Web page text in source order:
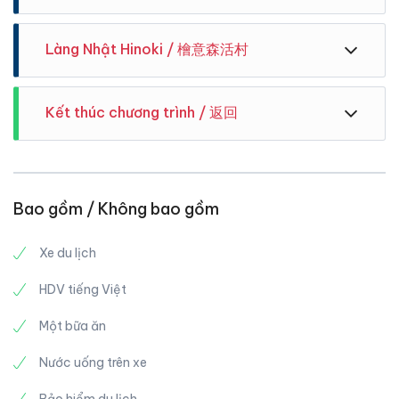
Địa chỉ: 彰化市彰化縣三民路8號
Triển lãm hoa lan quốc tế 2022 lần này được lên kế
nhàng kết hợp với những câu chuyện cổ tích thần
thần tiên của những loài hoa có sức mạnh dũng cảm
tốt.
cực hỗ trợ cho nhau thông qua những nỗ lực chung.
Lần này, những bông hoa lan xinh đẹp hóa thân
thành cô bạn hoa lan dễ thương, hoạt bát sẽ đến
thế giới thần tiên trong giấc mơ để thực hiện hàng
Một công viên rộng lớn với hình ảnh chiếc cối xay
gió, biểu tượng nổi tiếng của Hà Lan.
Làng Nhật Hinoki / 檜意森活村
lòng Đài Loan
Kết thúc chương trình / 返回
viên Vivudidu cảm ơn và chia tay quí khách, hẹn gặp
Bao gồm / Không bao gồm
Xe du lịch
HDV tiếng Việt
Một bữa ăn
Nước uống trên xe